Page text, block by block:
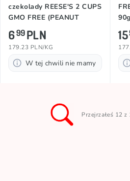
czekolady REESE'S 2 CUPS
GMO FREE (PEANUT
BUTTER), 39,5g
699PLN
179.23 PLN/KG
W tej chwili nie mamy
90g
15
Przejrzałeś 12